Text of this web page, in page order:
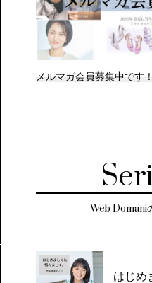
メルマガ会員募集中です！
Web Domani
はじめ